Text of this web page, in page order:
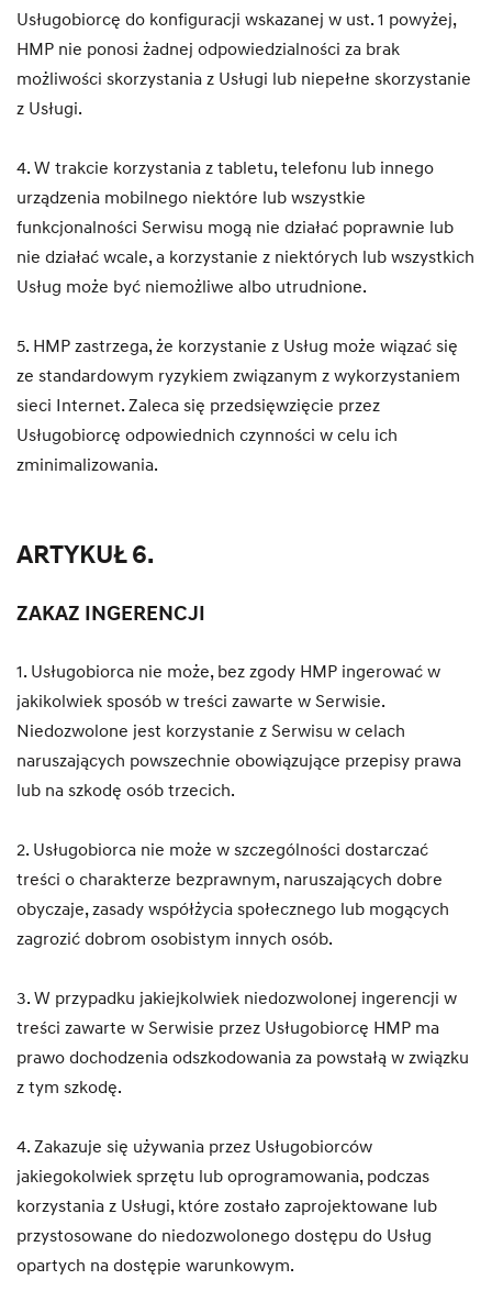
Usługobiorcę do konfiguracji wskazanej w ust. 1 powyżej,
HMP nie ponosi żadnej odpowiedzialności za brak
możliwości skorzystania z Usługi lub niepełne skorzystanie
z Usługi.
4. W trakcie korzystania z tabletu, telefonu lub innego
urządzenia mobilnego niektóre lub wszystkie
funkcjonalności Serwisu mogą nie działać poprawnie lub
nie działać wcale, a korzystanie z niektórych lub wszystkich
Usług może być niemożliwe albo utrudnione.
5. HMP zastrzega, że korzystanie z Usług może wiązać się
ze standardowym ryzykiem związanym z wykorzystaniem
sieci Internet. Zaleca się przedsięwzięcie przez
Usługobiorcę odpowiednich czynności w celu ich
zminimalizowania.
ARTYKUŁ 6.
ZAKAZ INGERENCJI
1. Usługobiorca nie może, bez zgody HMP ingerować w
jakikolwiek sposób w treści zawarte w Serwisie.
Niedozwolone jest korzystanie z Serwisu w celach
naruszających powszechnie obowiązujące przepisy prawa
lub na szkodę osób trzecich.
2. Usługobiorca nie może w szczególności dostarczać
treści o charakterze bezprawnym, naruszających dobre
obyczaje, zasady współżycia społecznego lub mogących
zagrozić dobrom osobistym innych osób.
3. W przypadku jakiejkolwiek niedozwolonej ingerencji w
treści zawarte w Serwisie przez Usługobiorcę HMP ma
prawo dochodzenia odszkodowania za powstałą w związku
z tym szkodę.
4. Zakazuje się używania przez Usługobiorców
jakiegokolwiek sprzętu lub oprogramowania, podczas
korzystania z Usługi, które zostało zaprojektowane lub
przystosowane do niedozwolonego dostępu do Usług
opartych na dostępie warunkowym.